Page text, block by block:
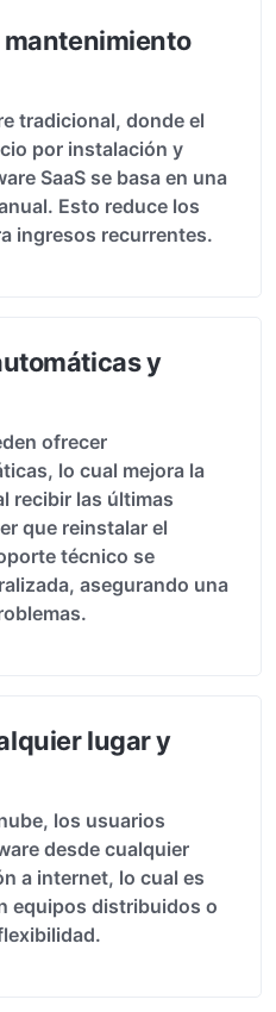
tradicional, donde el
por instalación y
SaaS se basa en una
Esto reduce los
ingresos recurrentes.
y
ofrecer
lo cual mejora la
recibir las últimas
que reinstalar el
técnico se
asegurando una
lugar y
los usuarios
desde cualquier
a internet, lo cual es
equipos distribuidos o